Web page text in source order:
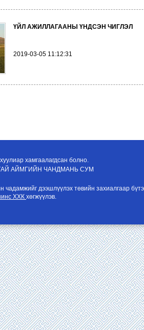
ҮЙЛ АЖИЛЛАГААНЫ ҮНДСЭН ЧИГЛЭЛ
2019-03-05 11:12:31
хамгаалагдсан болно.
АЙМГИЙН ЧАНДМАНЬ СУМ
чадамжийг дээшлүүлэх төвийн захиалгаар
ХХК хөгжүүлэв.